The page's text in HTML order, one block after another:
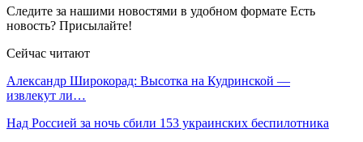
Следите за нашими новостями в удобном формате Есть
новость? Присылайте!
Сейчас читают
Александр Широкорад: Высотка на Кудринской —
извлекут ли…
Над Россией за ночь сбили 153 украинских беспилотника